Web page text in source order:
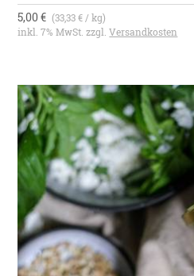
5,00 € (33,33 € / kg)
inkl. 7% MwSt. zzgl.Versandkosten